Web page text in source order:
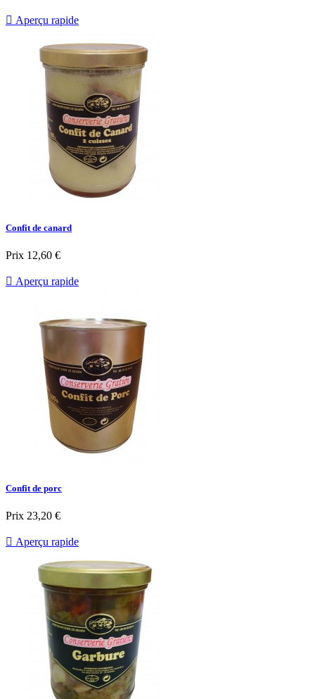
 Aperçu rapide
Confit de canard
Prix 12,60 €
 Aperçu rapide
Confit de porc
Prix 23,20 €
 Aperçu rapide